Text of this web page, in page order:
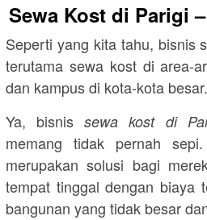
Sewa Kost di Parigi
Seperti yang kita tahu, bisnis
terutama sewa kost di area-
dan kampus di kota-kota besar.
Ya, bisnissewa kost di
memang tidak pernah
merupakan solusi bagi
tempat tinggal dengan biaya
bangunan yang tidak besar